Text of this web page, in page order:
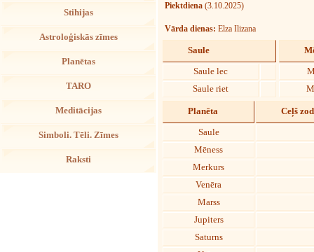
Stihijas
Astroloģiskās zīmes
Planētas
TARO
Meditācijas
Simboli. Tēli. Zīmes
Raksti
Piektdiena (3.10.2025)
Vārda dienas: Elza Ilizana
Saule
Saule lec
Saule riet
Planēta Ceļš
Saule
Mēness
Merkurs
Venēra
Marss
Jupiters
Saturns